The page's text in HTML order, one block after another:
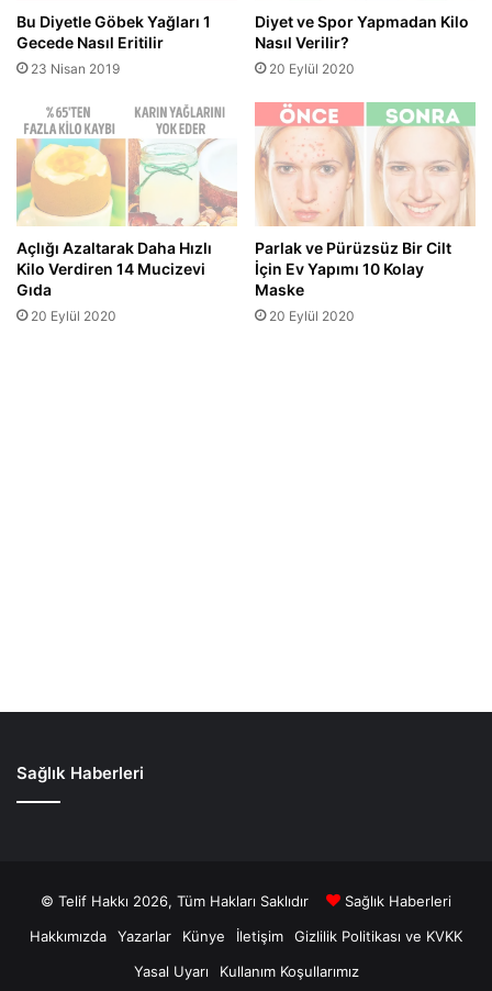
Sağlık Haberleri
© Telif Hakkı 2026, Tüm Hakları Saklıdır
Sağlık Haberleri
Hakkımızda
Yazarlar Künye İletişim
Gizlilik Politikası ve KVKK
Yasal Uyarı
Kullanım Koşullarımız